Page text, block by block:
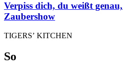
Verpiss dich, du weißt
Zaubershow
TIGERS’ KITCHEN
So